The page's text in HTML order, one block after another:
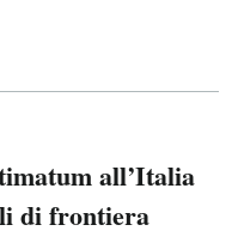
all’Italia
di frontiera